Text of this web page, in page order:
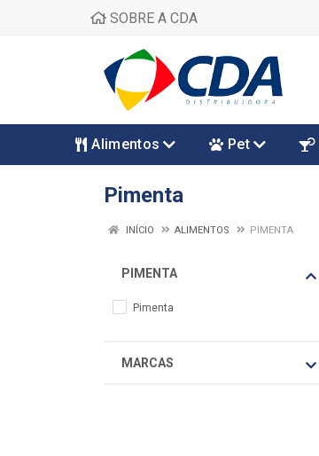
SOBRE A CDA
Alimentos Pet
Pimenta
INÍCIO ALIMENTOS PIMENTA
PIMENTA
Pimenta
MARCAS